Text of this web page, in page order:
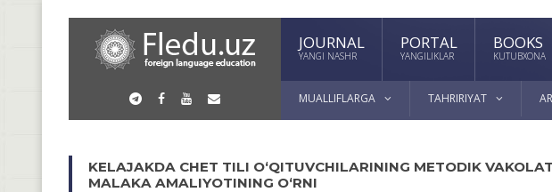
JOURNAL
YANGI NASHR
PORTAL
YANGILIKLAR
BOOKS
KUTUBXONA
MUALLIFLARGA TAHRIRIYAT
KELAJAKDA CHET TILI O‘QITUVCHILARINING METODIK
MALAKA AMALIYOTINING O‘RNI